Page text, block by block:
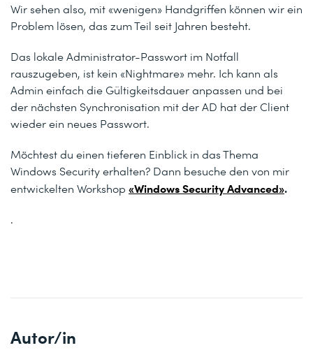
Wir sehen also, mit «wenigen» Handgriffen können wir ein
Problem lösen, das zum Teil seit Jahren besteht.
Das lokale Administrator-Passwort im Notfall
rauszugeben, ist kein «Nightmare» mehr. Ich kann als
Admin einfach die Gültigkeitsdauer anpassen und bei
der nächsten Synchronisation mit der AD hat der Client
wieder ein neues Passwort.
Möchtest du einen tieferen Einblick in das Thema
Windows Security erhalten? Dann besuche den von mir
entwickelten Workshop «Windows Security Advanced».
.
Autor/in